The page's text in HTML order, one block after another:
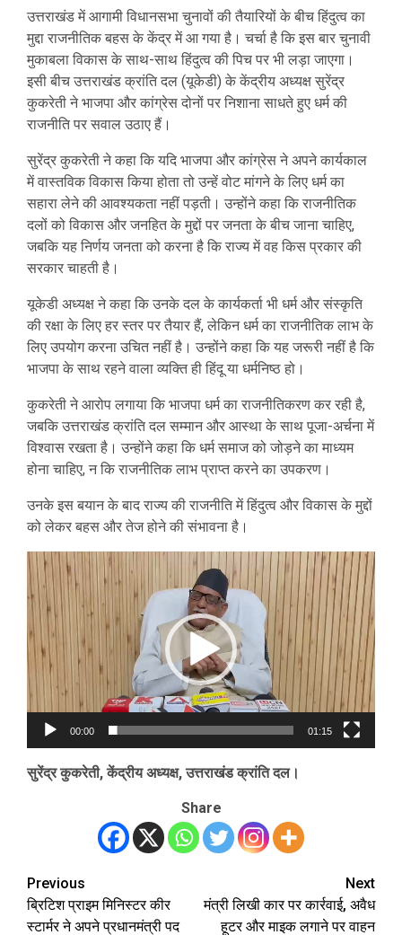
उत्तराखंड में आगामी विधानसभा चुनावों की तैयारियों के बीच हिंदुत्व का
मुद्दा राजनीतिक बहस के केंद्र में आ गया है। चर्चा है कि इस बार चुनावी
मुकाबला विकास के साथ-साथ हिंदुत्व की पिच पर भी लड़ा जाएगा।
इसी बीच उत्तराखंड क्रांति दल (यूकेडी) के केंद्रीय अध्यक्ष सुरेंद्र
कुकरेती ने भाजपा और कांग्रेस दोनों पर निशाना साधते हुए धर्म की
राजनीति पर सवाल उठाए हैं।
सुरेंद्र कुकरेती ने कहा कि यदि भाजपा और कांग्रेस ने अपने कार्यकाल
में वास्तविक विकास किया होता तो उन्हें वोट मांगने के लिए धर्म का
सहारा लेने की आवश्यकता नहीं पड़ती। उन्होंने कहा कि राजनीतिक
दलों को विकास और जनहित के मुद्दों पर जनता के बीच जाना चाहिए,
जबकि यह निर्णय जनता को करना है कि राज्य में वह किस प्रकार की
सरकार चाहती है।
यूकेडी अध्यक्ष ने कहा कि उनके दल के कार्यकर्ता भी धर्म और संस्कृति
की रक्षा के लिए हर स्तर पर तैयार हैं, लेकिन धर्म का राजनीतिक लाभ के
लिए उपयोग करना उचित नहीं है। उन्होंने कहा कि यह जरूरी नहीं है कि
भाजपा के साथ रहने वाला व्यक्ति ही हिंदू या धर्मनिष्ठ हो।
कुकरेती ने आरोप लगाया कि भाजपा धर्म का राजनीतिकरण कर रही है,
जबकि उत्तराखंड क्रांति दल सम्मान और आस्था के साथ पूजा-अर्चना में
विश्वास रखता है। उन्होंने कहा कि धर्म समाज को जोड़ने का माध्यम
होना चाहिए, न कि राजनीतिक लाभ प्राप्त करने का उपकरण।
उनके इस बयान के बाद राज्य की राजनीति में हिंदुत्व और विकास के मुद्दों
को लेकर बहस और तेज होने की संभावना है।
Video
Player
00:00 01:15
सुरेंद्र कुकरेती, केंद्रीय अध्यक्ष, उत्तराखंड क्रांति दल।
Share
Post
navigation
Previous
ब्रिटिश प्राइम मिनिस्टर कीर
स्टार्मर ने अपने प्रधानमंत्री पद
Next
मंत्री लिखी कार पर कार्रवाई, अवैध
हूटर और माइक लगाने पर वाहन